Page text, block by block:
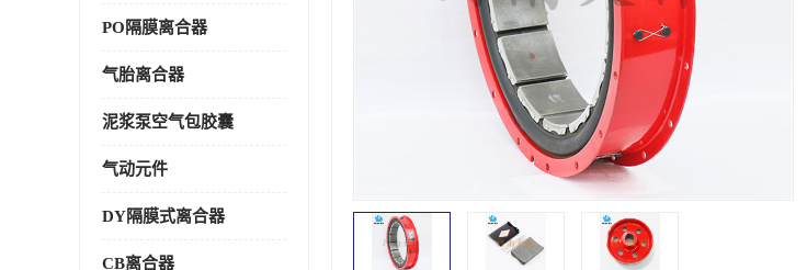
PO隔膜离合器
气胎离合器
泥浆泵空气包胶囊
气动元件
DY隔膜式离合器
CB离合器